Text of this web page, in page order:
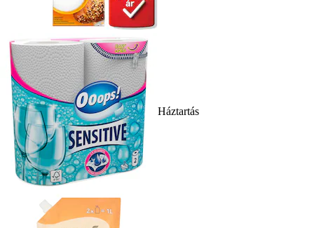
Háztartás